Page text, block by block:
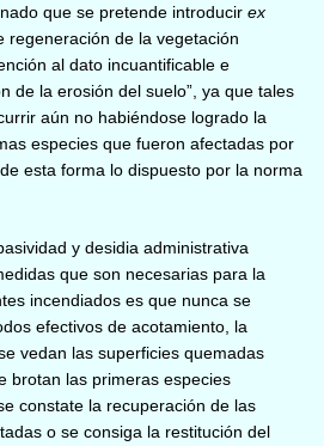
que se pretende introducir ex
regeneración de la vegetación
al dato incuantificable e
de la erosión del suelo”, ya que tales
aún no habiéndose logrado la
especies que fueron afectadas por
esta forma lo dispuesto por la norma
y desidia administrativa
que son necesarias para la
incendiados es que nunca se
efectivos de acotamiento, la
vedan las superficies quemadas
brotan las primeras especies
constate la recuperación de las
o se consiga la restitución del